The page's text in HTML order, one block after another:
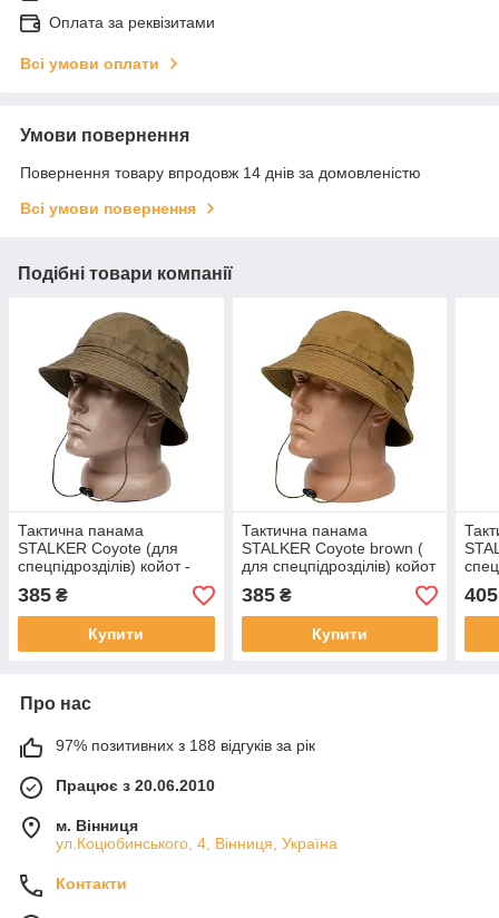
Оплата за реквізитами
Всі умови оплати
Умови повернення
Повернення товару впродовж 14 днів за домовленістю
Всі умови повернення
Подібні товари компанії
Тактична панама
STALKER Coyote (для
спецпідрозділів) койот -
WinTac
385 ₴
Купити
Тактична панама
STALKER Coyote brown (
для спецпідрозділів) койот
- WinTac
385₴
Купити
405
Про нас
97% позитивних з 188 відгуків за рік
Працює з 20.06.2010
м. Вінниця
ул.Коцюбинського, 4, Вінниця, Україна
Контакти